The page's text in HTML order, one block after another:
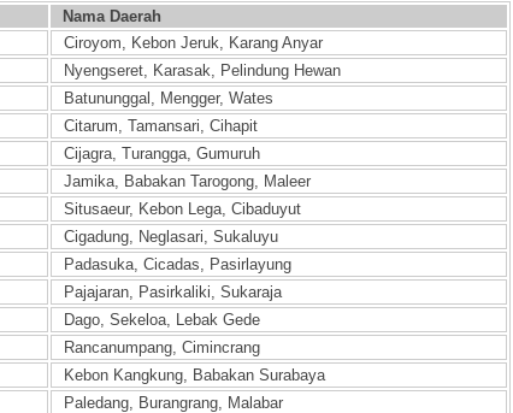
Nama Daerah
Ciroyom, Kebon Jeruk, Karang Anyar
Nyengseret, Karasak, Pelindung Hewan
Batununggal, Mengger, Wates
Citarum, Tamansari, Cihapit
Cijagra, Turangga, Gumuruh
Jamika, Babakan Tarogong, Maleer
Situsaeur, Kebon Lega, Cibaduyut
Cigadung, Neglasari, Sukaluyu
Padasuka, Cicadas, Pasirlayung
Pajajaran, Pasirkaliki, Sukaraja
Dago, Sekeloa, Lebak Gede
Rancanumpang, Cimincrang
Kebon Kangkung, Babakan Surabaya
Paledang, Burangrang, Malabar